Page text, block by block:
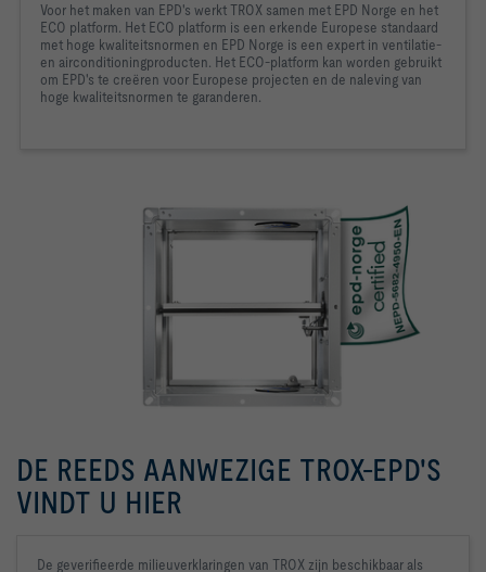
Voor het maken van EPD's werkt TROX samen met EPD Norge en het
ECO platform. Het ECO platform is een erkende Europese standaard
met hoge kwaliteitsnormen en EPD Norge is een expert in ventilatie-
en airconditioningproducten. Het ECO-platform kan worden gebruikt
om EPD's te creëren voor Europese projecten en de naleving van
hoge kwaliteitsnormen te garanderen.
DE REEDS AANWEZIGE TROX-EPD'S
VINDT U HIER
De geverifieerde milieuverklaringen van TROX zijn beschikbaar als